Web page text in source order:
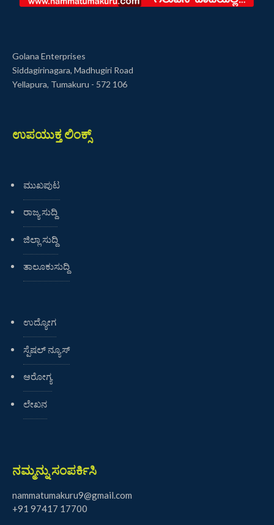
Golana Enterprises
Siddagirinagara, Madhugiri Road
Yellapura, Tumakuru - 572 106
ಉಪಯುಕ್ತ ಲಿಂಕ್ಸ್
ಮುಖಪುಟ
ರಾಜ್ಯ ಸುದ್ದಿ
ಜಿಲ್ಲಾ ಸುದ್ದಿ
ತಾಲೂಕುಸುದ್ದಿ
ಉದ್ಯೋಗ
ಸ್ಪೆಷಲ್ ನ್ಯೂಸ್
ಆರೋಗ್ಯ
ಲೇಖನ
ನಮ್ಮನ್ನು ಸಂಪರ್ಕಿಸಿ
nammatumakuru9@gmail.com
+91 97417 17700